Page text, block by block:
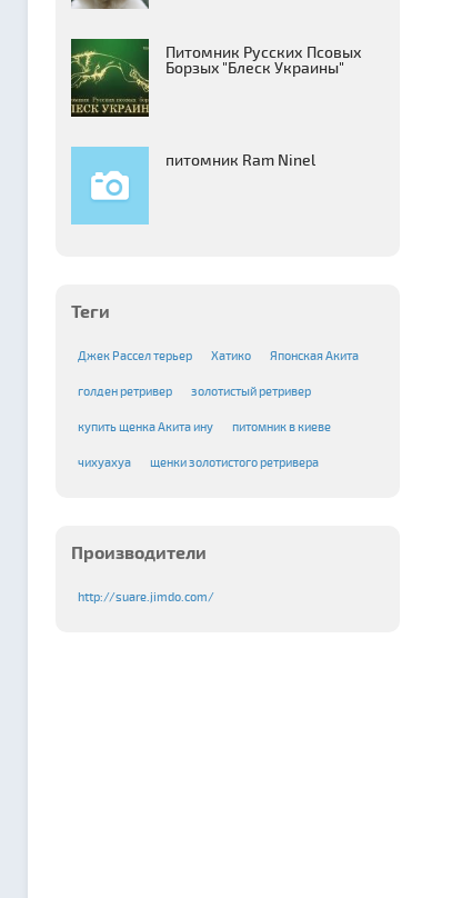
Питомник Русских Псовых
Борзыx "Блеск Украины"
питомник Ram Ninel
Теги
Джек Рассел терьер Хатико Японская Акита
голден ретривер золотистый ретривер
купить щенка Акита ину питомник в киеве
чихуахуа щенки золотистого ретривера
Производители
http://suare.jimdo.com/